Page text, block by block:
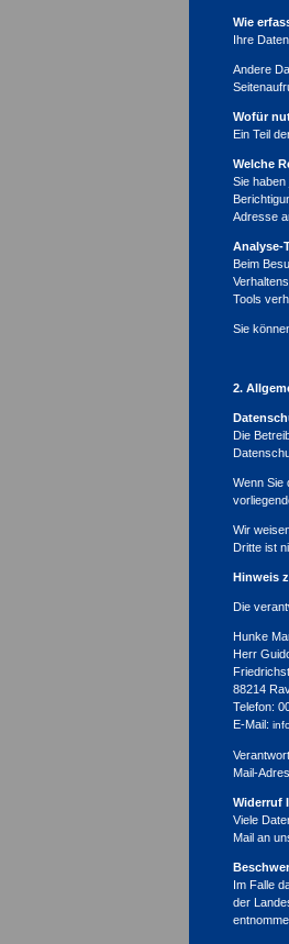
Wie
Ihre
Andere
Wofür
Ein Teil
Welche
Sie
Adresse
Analyse-
Beim
Tools
Sie
2.
Die
Wenn Sie
Wir
Dritte ist
Hinweis
Die
Hunke
Herr
88214
Telefon:
E-Mail:
Mail-
Widerruf
Viele
Mail an
Im Falle
der